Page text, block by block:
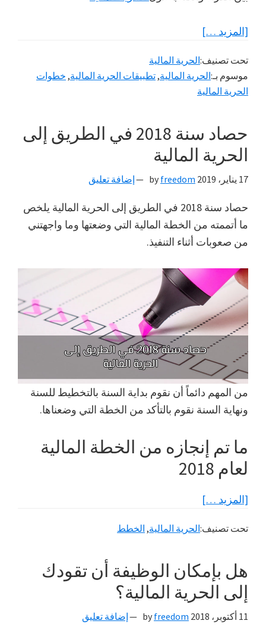
[المزيد …]
المالية
المختلفة.
لماذا
أطبق
كل
أقرأ
حول
الحرية
المالية؟
تحت تصنيف:الحرية المالية
موسوم بـ:الحرية المالية,تطبيقات الحرية المالية, خطوات
الحرية المالية
حصاد سنة 2018 في الطريق إلى
الحرية المالية
17 يناير، 2019 freedom إضافة تعليق
حصاد سنة 2018 في الطريق إلى الحرية المالية يلخص
ما أتممته من الخطة المالية التي وضعتها وما واجهتني
من صعوبات أثناء التنفيذ.
من المهم دائماً أن نقوم بداية السنة بالتخطيط للسنة
ونهاية السنة نقوم بالتأكد من الخطة التي وضعناها.
ما تم إنجازه من الخطة المالية
لعام 2018
[المزيد …]
2018
الطريق
الحرية
المالية
تحت تصنيف:الحرية المالية, الخطط
هل بإمكان الوظيفة أن تقودك
إلى الحرية المالية؟
11 أكتوبر، 2018 freedom إضافة تعليق